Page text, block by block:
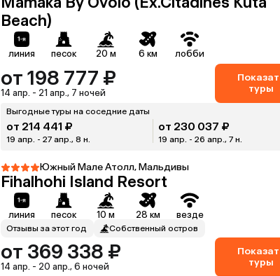
Beach)
линия песок 20 м 6 км лобби
от 198 777 ₽
14 апр. - 21 апр., 7 ночей
туры
Выгодные туры на соседние даты
от 214 441 ₽
19 апр. - 27 апр., 8 н.
от 230 037 ₽
19 апр. - 26 апр., 7 н.
Южный Мале Атолл, Мальдивы
Fihalhohi Island Resort
линия песок 10 м 28 км везде
Отзывы за этот год Собственный остров
от 369 338 ₽
14 апр. - 20 апр., 6 ночей
туры